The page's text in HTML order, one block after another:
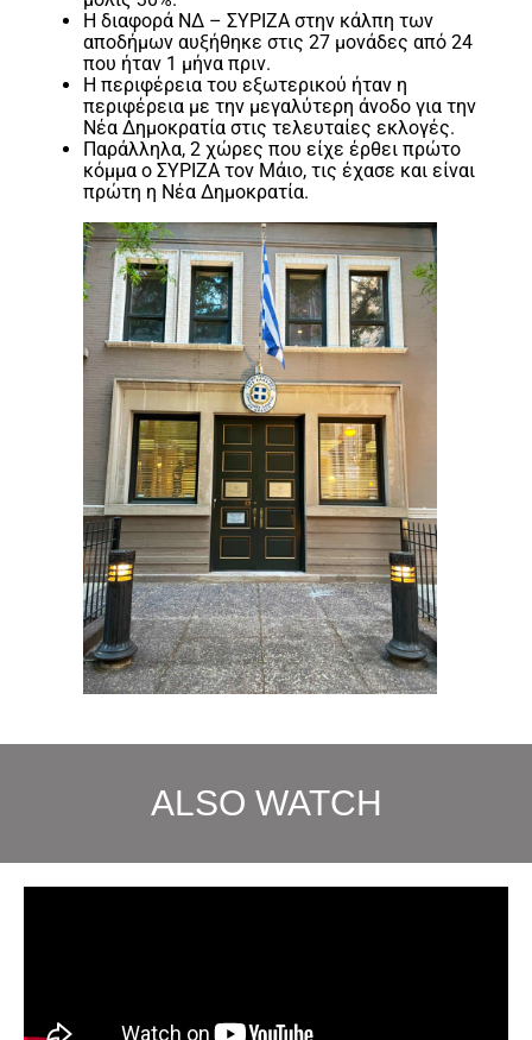
Η διαφορά ΝΔ – ΣΥΡΙΖΑ στην κάλπη των
αποδήμων αυξήθηκε στις 27 μονάδες από 24
που ήταν 1 μήνα πριν.
Η περιφέρεια του εξωτερικού ήταν η
περιφέρεια με την μεγαλύτερη άνοδο για την
Νέα Δημοκρατία στις τελευταίες εκλογές.
Παράλληλα, 2 χώρες που είχε έρθει πρώτο
κόμμα ο ΣΥΡΙΖΑ τον Μάιο, τις έχασε και είναι
πρώτη η Νέα Δημοκρατία.
ALSO WATCH